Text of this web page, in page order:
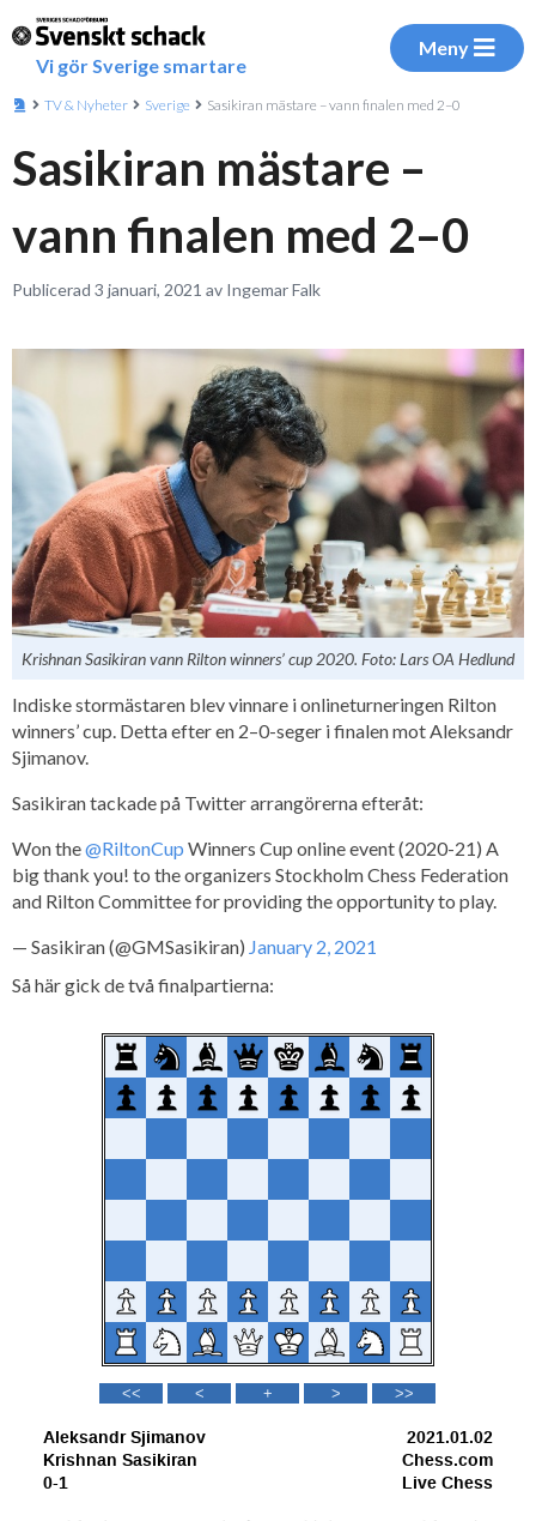
Vi gör Sverige smartare
Meny
TV & Nyheter Sverige Sasikiran mästare – vann finalen med 2–0
Sasikiran mästare –
vann finalen med 2–0
Publicerad 3 januari, 2021 av Ingemar Falk
Krishnan Sasikiran vann Rilton winners’ cup 2020. Foto: Lars OA Hedlund
Indiske stormästaren blev vinnare i onlineturneringen Rilton
winners’ cup. Detta efter en 2–0-seger i finalen mot Aleksandr
Sjimanov.
Sasikiran tackade på Twitter arrangörerna efteråt:
Won the@RiltonCup Winners Cup online event (2020-21) A
big thank you! to the organizers Stockholm Chess Federation
and Rilton Committee for providing the opportunity to play.
— Sasikiran (@GMSasikiran) January 2, 2021
Så här gick de två finalpartierna: